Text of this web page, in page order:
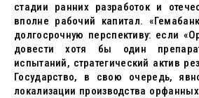
стадии ранних разработок и
вполне рабочий капитал.
долгосрочную перспективу: если
довести хотя бы один
испытаний, стратегический актив
Государство, в свою очередь,
локализации производства